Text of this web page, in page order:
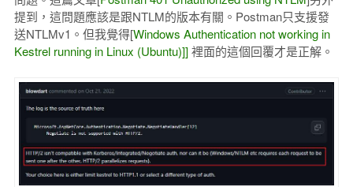
提到，這問題應該是跟NTLM的版本有關。Postman只支援發
送NTLMv1。但我覺得[Windows Authentication not working in
Kestrel running in Linux (Ubuntu)]]裡面的這個回覆才是正解。